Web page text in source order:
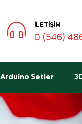
İLETIŞIM
0 (546)
Arduino Setler